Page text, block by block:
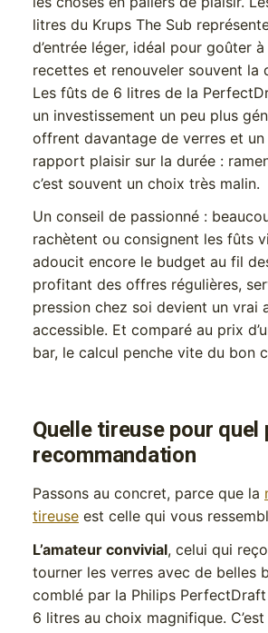
litres du Krups The Sub
d’entrée léger, idéal pour goûter
recettes et renouveler souvent la
Les fûts de 6 litres de la
un investissement un peu plus
offrent davantage de verres et un
rapport plaisir sur la durée :
c’est souvent un choix très malin.
Un conseil de passionné :
rachètent ou consignent les fûts
adoucit encore le budget au fil
profitant des offres régulières,
pression chez soi devient un vrai
accessible. Et comparé au prix
bar, le calcul penche vite du bon
Quelle tireuse pour quel
recommandation
Passons au concret, parce que la
tireuse est celle qui vous
L’amateur convivial, celui qui
tourner les verres avec de belles
comblé par la Philips
6 litres au choix magnifique.